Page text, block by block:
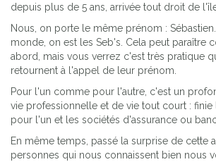
depuis plus de 5 ans, arrivée tout droit de
Nous, on porte le même prénom :
monde, on est les Seb's. Cela peut paraître
abord, mais vous verrez c'est très pratique
retournent à l'appel de leur prénom.
Pour l'un comme pour l'autre, c'est un
vie professionnelle et de vie tout court : finie
pour l'un et les sociétés d'assurance ou
En même temps, passé la surprise de cette
personnes qui nous connaissent bien nous